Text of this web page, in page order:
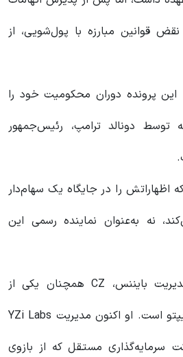
نقض قوانین مبارزه با پول‌شویی، از
این پرونده دوران محکومیت خود را
توسط دونالد ترامپ، رئیس‌جمهور
اظهاراتش را در جایگاه یک سهام‌دار
نه به‌عنوان نماینده رسمی این
با وجود کناره‌گیری از مدیریت بایننس، CZ همچنان یکی از
چهره‌های فعال صنعت کریپتو است. او اکنون مدیریت YZi Labs
سرمایه‌گذاری مستقل که از بازوی